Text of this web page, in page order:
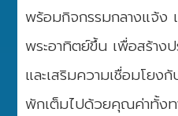
พร้อมกิจกรรมกลางแจ้ง
พระอาทิตย์ขึ้น เพื่อสร้าง
และเสริมความเชื่อมโยงกั
พักเต็มไปด้วยคุณค่าทั้งท